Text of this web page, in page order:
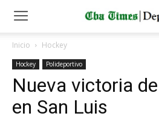
Inicio Hockey
Hockey Polideportivo
Nueva victoria
en San Luis